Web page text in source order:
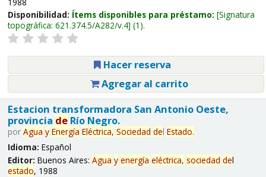
Disponibilidad: Ítems disponibles para préstamo: Signatura
topográfica: 621.374.5/A282/v.4 (1).
Hacer reserva
Agregar al carrito
Estacion transformadora San Antonio Oeste,
provincia deRío Negro.
por Agua y Energía Eléctrica, Sociedad del Estado.
Idioma: Español
Editor: Buenos Aires: Agua y energía eléctrica, sociedad del
estado, 1988